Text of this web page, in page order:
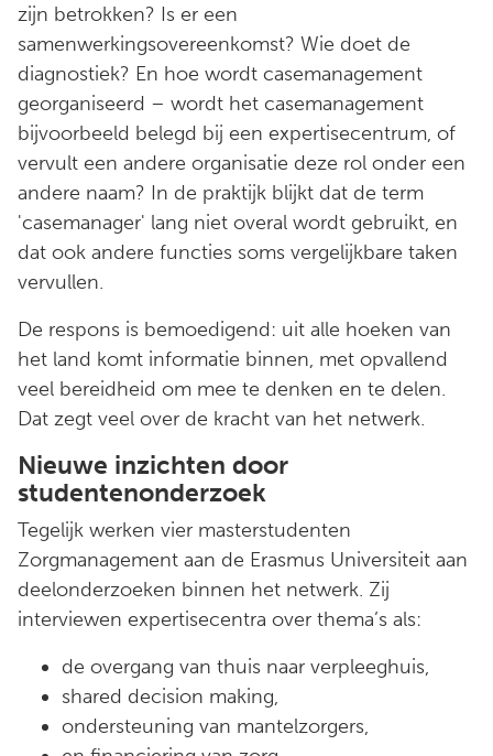
zijn betrokken? Is er een
samenwerkingsovereenkomst? Wie doet de
diagnostiek? En hoe wordt casemanagement
georganiseerd – wordt het casemanagement
bijvoorbeeld belegd bij een expertisecentrum, of
vervult een andere organisatie deze rol onder een
andere naam? In de praktijk blijkt dat de term
'casemanager' lang niet overal wordt gebruikt, en
dat ook andere functies soms vergelijkbare taken
vervullen.
De respons is bemoedigend: uit alle hoeken van
het land komt informatie binnen, met opvallend
veel bereidheid om mee te denken en te delen.
Dat zegt veel over de kracht van het netwerk.
Nieuwe inzichten door
studentenonderzoek
Tegelijk werken vier masterstudenten
Zorgmanagement aan de Erasmus Universiteit aan
deelonderzoeken binnen het netwerk. Zij
interviewen expertisecentra over thema’s als:
de overgang van thuis naar verpleeghuis,
shared decision making,
ondersteuning van mantelzorgers,